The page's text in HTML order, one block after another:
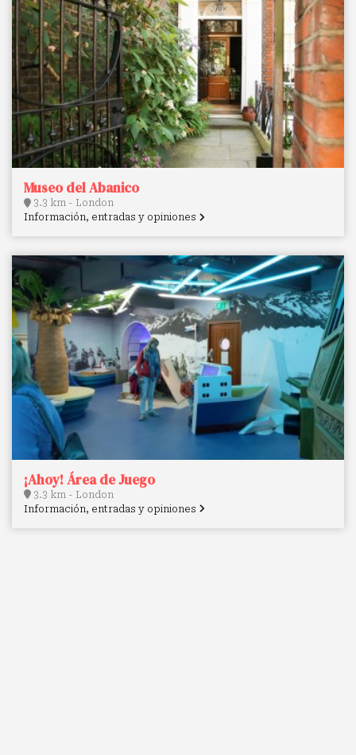
Museo del Abanico
3.3 km - London
Información, entradas y opiniones
¡Ahoy! Área de Juego
3.3 km - London
Información, entradas y opiniones